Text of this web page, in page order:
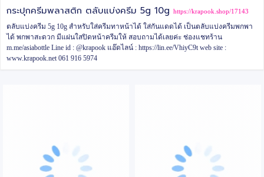
กระปุกครีมพลาสติก ตลับแบ่งครีม 5g 10g https://krapook.shop/17143
ตลับแบ่งครีม 5g 10g สำหรับใส่ครีมทาหน้าได้ ใส่กันแดดได้ เป็นตลับแบ่งครีมพกพา
ได้ พกพาสะดวก มีแผ่นใสปิดหน้าครีมให้ สอบถามได้เลยค่ะ ช่องแชทร้าน
m.me/asiabottle Line id : @krapook แอ๊ดไลน์ : https://lin.ee/VhiyC9tweb site :
www.krapook.net061 916 5974